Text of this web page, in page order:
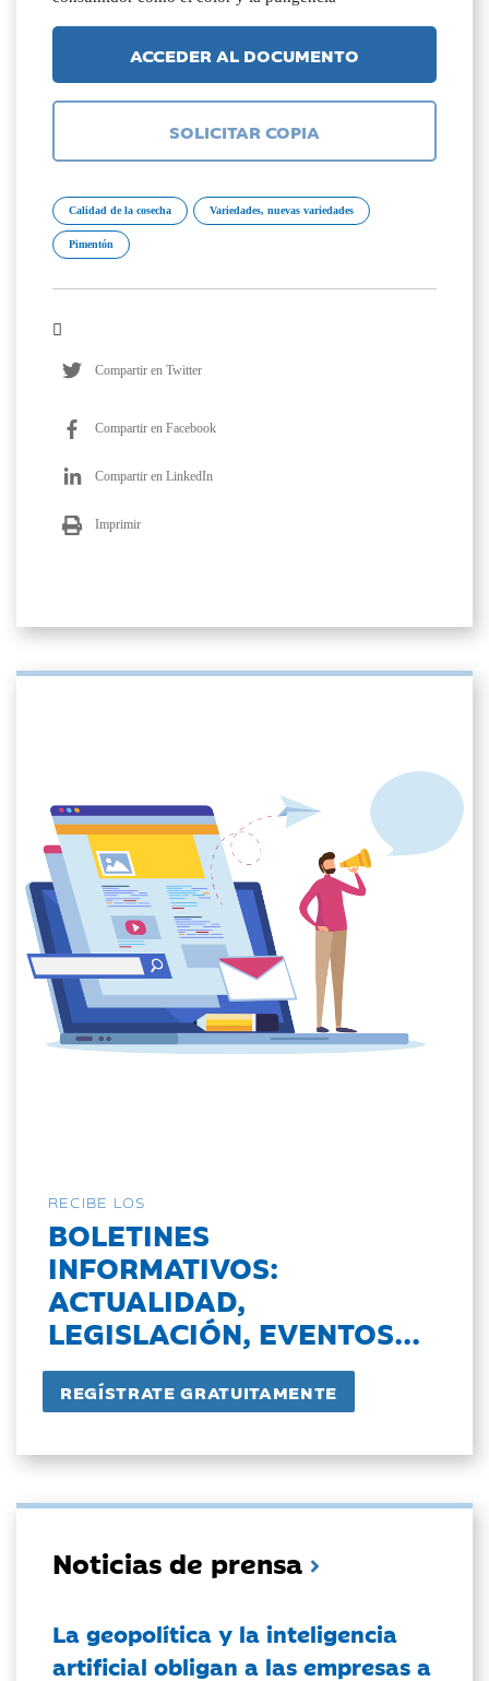
ACCEDER AL DOCUMENTO
SOLICITAR COPIA
Calidad de la cosecha Variedades, nuevas variedades
Pimentón
Compartir en Twitter
Compartir en Facebook
Compartir en LinkedIn
Imprimir
RECIBE LOS
BOLETINES
INFORMATIVOS:
ACTUALIDAD,
LEGISLACIÓN, EVENTOS...
Noticias de prensa
La geopolítica y la inteligencia
artificial obligan a las empresas a